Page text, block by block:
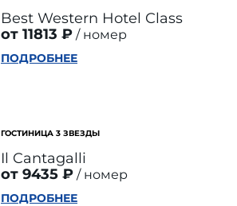
Best Western Hotel Class
от 11813 ₽
номер
ПОДРОБНЕЕ
ГОСТИНИЦА 3 ЗВЕЗДЫ
Il Cantagalli
от 9435 ₽
номер
ПОДРОБНЕЕ